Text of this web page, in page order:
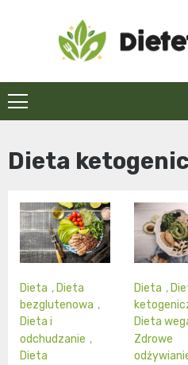
Dieta
Dieta , Dieta
bezglutenowa ,
Dieta i
odchudzanie ,
Dieta
Dieta ,
Dieta
Zdrowe